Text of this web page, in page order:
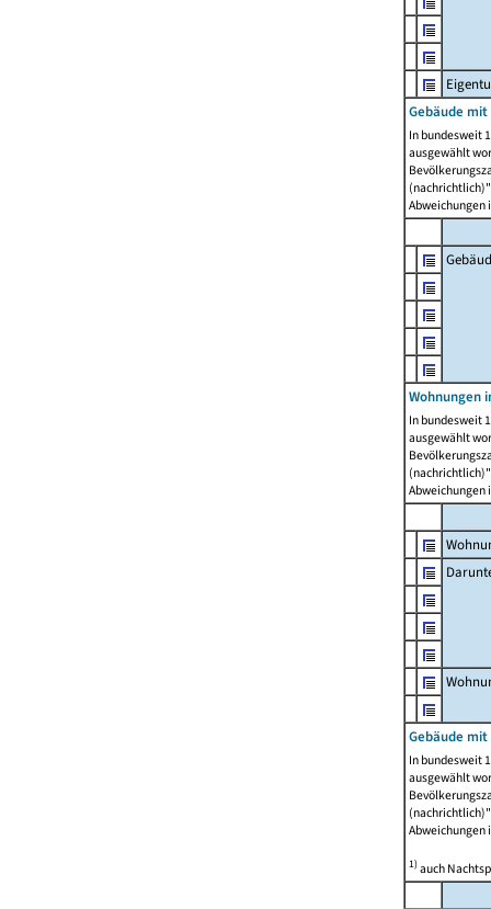
Gebäude
In bundesweit
ausgewählt
Abweichungen
Wohnungen
In bundesweit
ausgewählt
Abweichungen
Gebäude
In bundesweit
ausgewählt
Abweichungen
1)auch